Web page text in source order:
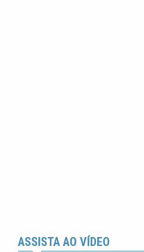
ASSISTA AO VÍDEO